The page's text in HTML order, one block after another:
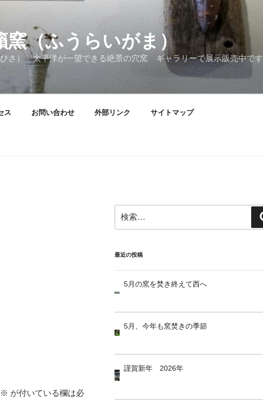
窯（ふうらいがま）
さ） 太平洋が一望できる絶景の穴窯 ギャラリーで展示販売中です
ス お問い合わせ 外部リンク サイトマップ
※ が付いている欄は必
索:
最近の投稿
5月の窯を焚き終えて西へ
5月、今年も窯焚きの季節
謹賀新年 2026年